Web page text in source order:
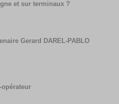
et sur terminaux ?
Gerard DAREL-PABLO